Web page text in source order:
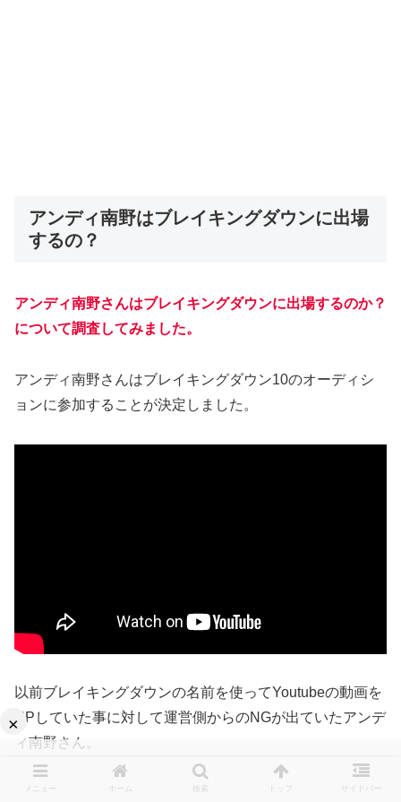
アンディ南野はブレイキングダウンに出場
するの？
アンディ南野さんはブレイキングダウンに出場するのか？
について調査してみました。
アンディ南野さんはブレイキングダウン10のオーディシ
ョンに参加することが決定しました。
以前ブレイキングダウンの名前を使ってYoutubeの動画を
UPしていた事に対して運営側からのNGが出ていたアンデ
ィ南野さん。
しかし、瓜田純士さんよりひな壇、レフェリーに座っても
メニュー ホーム 検索 トップ サイドバー
×